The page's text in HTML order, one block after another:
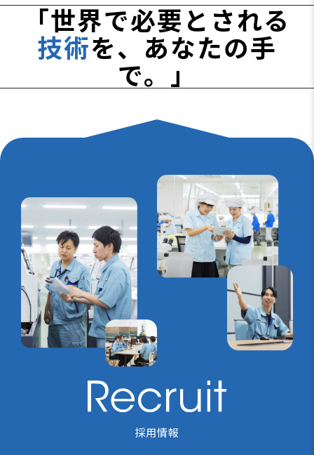
「世界で必要とされる
技術を、あなたの手
で。」
採用情報